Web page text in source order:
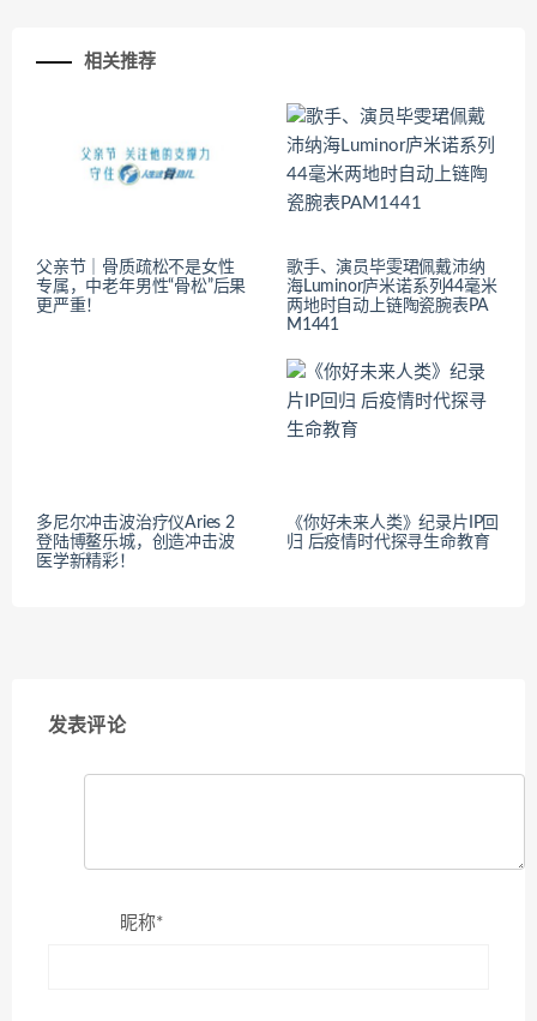
相关推荐
父亲节｜骨质疏松不是女性
专属，中老年男性“骨松”后果
更严重！
歌手、演员毕雯珺佩戴沛纳
海Luminor庐米诺系列44毫米
两地时自动上链陶瓷腕表PA
M1441
多尼尔冲击波治疗仪Aries 2
登陆博鳌乐城，创造冲击波
医学新精彩！
《你好未来人类》纪录片IP回
归 后疫情时代探寻生命教育
发表评论
昵称*